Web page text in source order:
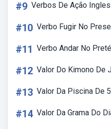
#9 Verbos De Ação Ingles
#10 Verbo Fugir No
#11 Verbo Andar No
#12 Valor Do Kimono De
#13 Valor Da Piscina De
#14 Valor Da Grama Do